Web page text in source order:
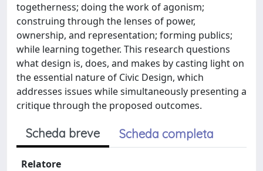
togetherness; doing the work of agonism;
construing through the lenses of power,
ownership, and representation; forming publics;
while learning together. This research questions
what design is, does, and makes by casting light on
the essential nature of Civic Design, which
addresses issues while simultaneously presenting a
critique through the proposed outcomes.
Scheda breve Scheda completa
Relatore